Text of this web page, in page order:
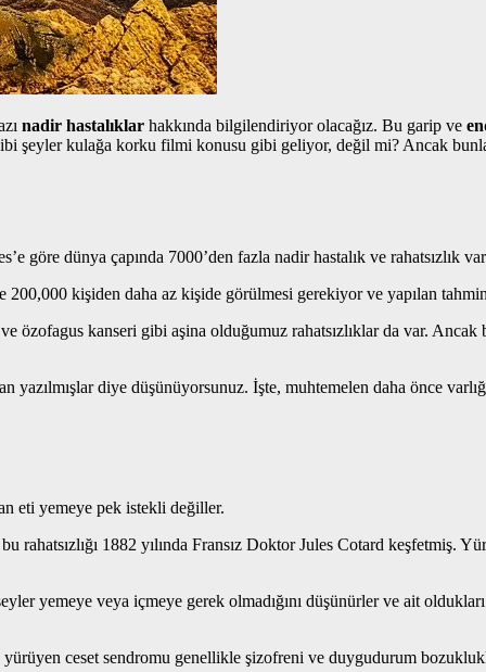
nadir hastalıklar hakkında bilgilendiriyor olacağız. Bu garip ve
şeyler kulağa korku filmi konusu gibi geliyor, değil mi? Ancak
göre dünya çapında 7000’den fazla nadir hastalık ve rahatsızlık
200,000 kişiden daha az kişide görülmesi gerekiyor ve yapılan
özofagus kanseri gibi aşina olduğumuz rahatsızlıklar da var.
diye düşünüyorsunuz. İşte, muhtemelen daha önce
eti yemeye pek istekli değiller.
rahatsızlığı 1882 yılında Fransız Doktor Jules Cotard keşfetmiş.
yemeye veya içmeye gerek olmadığını düşünürler ve ait
ceset sendromu genellikle şizofreni ve duygudurum